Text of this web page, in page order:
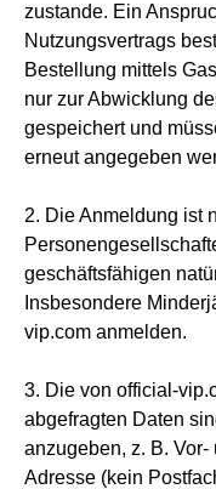
zustande. Ein
Nutzungsvertrags
Bestellung mittels
nur zur Abwicklung
gespeichert und
erneut angegeben
2. Die Anmeldung ist
geschäftsfähigen
Insbesondere
vip.com anmelden.
3. Die von official-
abgefragten Daten
anzugeben, z. B.
Adresse (kein